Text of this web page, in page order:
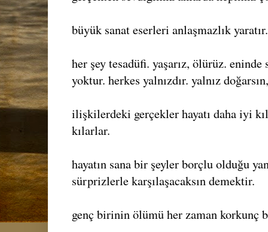
büyük sanat eserleri anlaşmazlık yaratır.
her şey tesadüfi. yaşarız, ölürüz.
yoktur. herkes yalnızdır. yalnız
ilişkilerdeki gerçekler hayatı daha iyi
kılarlar.
hayatın sana bir şeyler borçlu olduğu
sürprizlerle karşılaşacaksın demektir.
genç birinin ölümü her zaman korkunç